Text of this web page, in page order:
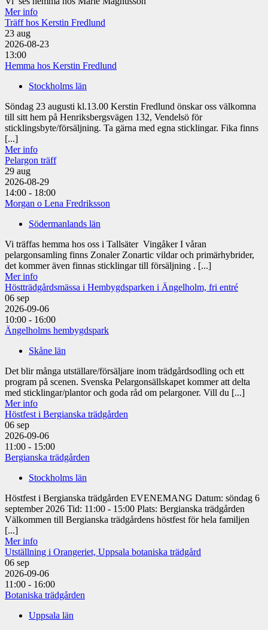
Mer info
Träff hos Kerstin Fredlund
23 aug
2026-08-23
13:00
Hemma hos Kerstin Fredlund
Stockholms län
Söndag 23 augusti kl.13.00 Kerstin Fredlund önskar oss välkomna
till sitt hem på Henriksbergsvägen 132, Vendelsö för
sticklingsbyte/försäljning. Ta gärna med egna sticklingar. Fika finns
[...]
Mer info
Pelargon träff
29 aug
2026-08-29
14:00 - 18:00
Morgan o Lena Fredriksson
Södermanlands län
Vi träffas hemma hos oss i Tallsäter Vingåker I våran
pelargonsamling finns Zonaler Zonartic vildar och primärhybrider,
det kommer även finnas sticklingar till försäljning . [...]
Mer info
Höstträdgårdsmässa i Hembygdsparken i Ängelholm, fri entré
06 sep
2026-09-06
10:00 - 16:00
Ängelholms hembygdspark
Skåne län
Det blir många utställare/försäljare inom trädgårdsodling och ett
program på scenen. Svenska Pelargonsällskapet kommer att delta
med sticklingar/plantor och goda råd om pelargoner. Vill du [...]
Mer info
Höstfest i Bergianska trädgården
06 sep
2026-09-06
11:00 - 15:00
Bergianska trädgården
Stockholms län
Höstfest i Bergianska trädgården EVENEMANG Datum: söndag 6
september 2026 Tid: 11:00 - 15:00 Plats: Bergianska trädgården
Välkommen till Bergianska trädgårdens höstfest för hela familjen
[...]
Mer info
Utställning i Orangeriet, Uppsala botaniska trädgård
06 sep
2026-09-06
11:00 - 16:00
Botaniska trädgården
Uppsala län